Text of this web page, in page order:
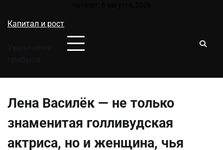
содержимому
Капитал и рост
Лена Василёк — не только
знаменитая голливудская
актриса, но и женщина, чья